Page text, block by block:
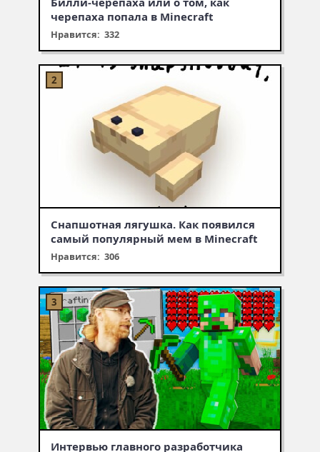
черепаха попала в Minecraft
Нравится: 332
Снапшотная лягушка. Как появился
самый популярный мем в Minecraft
Нравится: 306
Интервью главного разработчика